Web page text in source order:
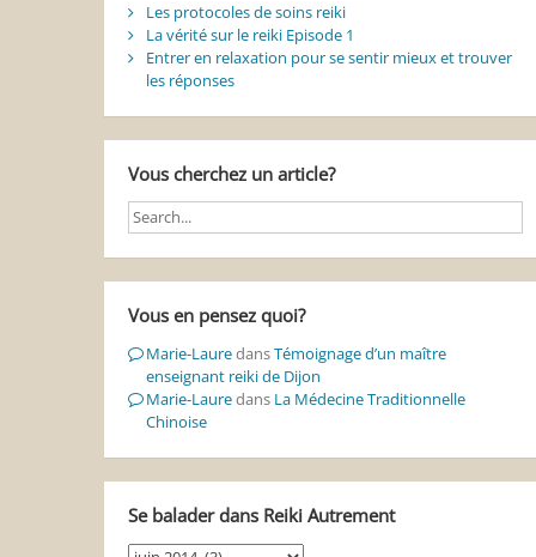
Les protocoles de soins reiki
La vérité sur le reiki Episode 1
Entrer en relaxation pour se sentir mieux et trouver
les réponses
Vous cherchez un article?
Vous en pensez quoi?
Marie-LauredansTémoignage d’un maître
enseignant reiki de Dijon
Marie-Lauredans La Médecine Traditionnelle
Chinoise
Se balader dans Reiki Autrement